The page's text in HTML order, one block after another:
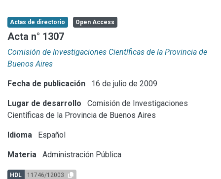
Aportar material
Statistics
Actas de directorio Open Access
Acta n° 1307
Comisión de Investigaciones Científicas de la Provincia de
Buenos Aires
Fecha de publicación 16 de julio de 2009
Lugar de desarrollo
Comisión de Investigaciones
Científicas de la Provincia de Buenos Aires
Idioma Español
Materia Administración Pública
HDL 11746/12003